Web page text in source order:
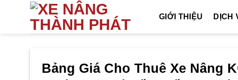
GIỚI THIỆU DỊCH
Bảng Giá Cho Thuê Xe Nâng